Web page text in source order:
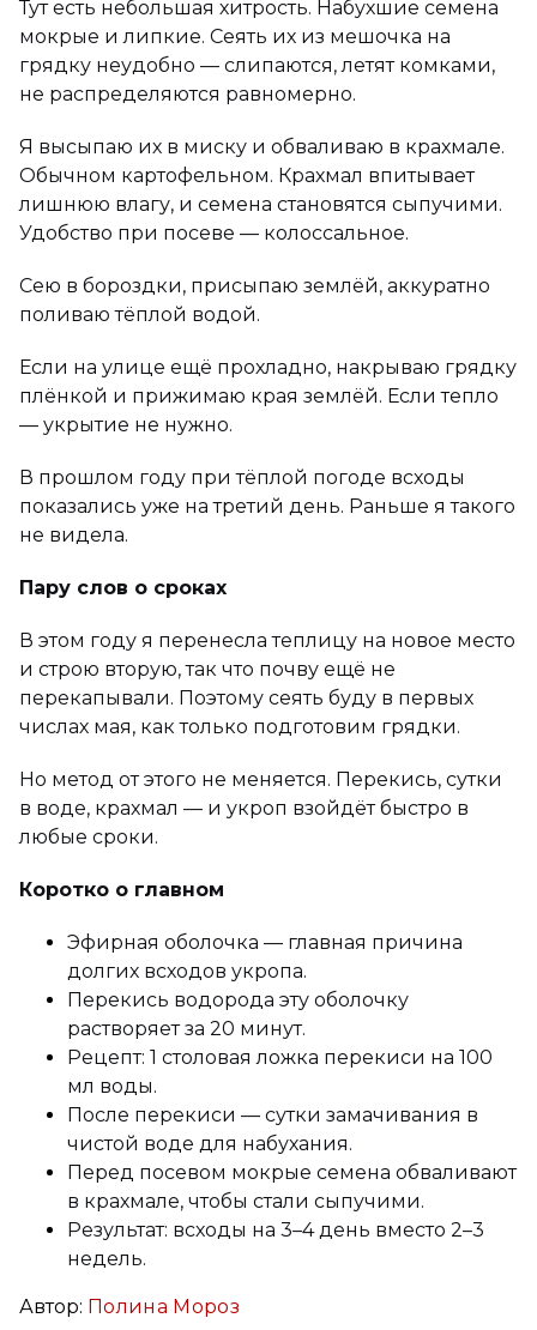
Тут есть небольшая хитрость. Набухшие семена
мокрые и липкие. Сеять их из мешочка на
грядку неудобно — слипаются, летят комками,
не распределяются равномерно.
Я высыпаю их в миску и обваливаю в крахмале.
Обычном картофельном. Крахмал впитывает
лишнюю влагу, и семена становятся сыпучими.
Удобство при посеве — колоссальное.
Сею в бороздки, присыпаю землёй, аккуратно
поливаю тёплой водой.
Если на улице ещё прохладно, накрываю грядку
плёнкой и прижимаю края землёй. Если тепло
— укрытие не нужно.
В прошлом году при тёплой погоде всходы
показались уже на третий день. Раньше я такого
не видела.
Пару слов о сроках
В этом году я перенесла теплицу на новое место
и строю вторую, так что почву ещё не
перекапывали. Поэтому сеять буду в первых
числах мая, как только подготовим грядки.
Но метод от этого не меняется. Перекись, сутки
в воде, крахмал — и укроп взойдёт быстро в
любые сроки.
Коротко о главном
Эфирная оболочка — главная причина
долгих всходов укропа.
Перекись водорода эту оболочку
растворяет за 20 минут.
Рецепт: 1 столовая ложка перекиси на 100
мл воды.
После перекиси — сутки замачивания в
чистой воде для набухания.
Перед посевом мокрые семена обваливают
в крахмале, чтобы стали сыпучими.
Результат: всходы на 3–4 день вместо 2–3
недель.
Автор: Полина Мороз